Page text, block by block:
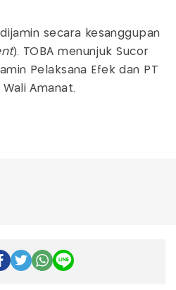
secara kesanggupan
). TOBA menunjuk Sucor
Pelaksana Efek dan PT
Amanat.